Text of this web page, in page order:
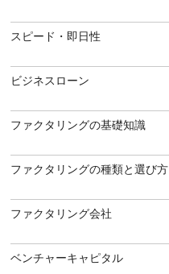
スピード・即日性
ビジネスローン
ファクタリングの基礎知識
ファクタリングの種類と選び方
ファクタリング会社
ベンチャーキャピタル